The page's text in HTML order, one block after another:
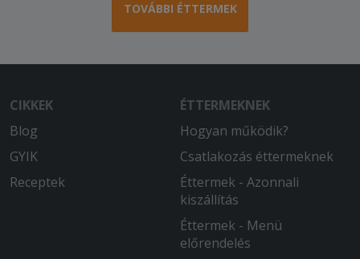
TOVÁBBI ÉTTERMEK
CIKKEK
Blog
GYIK
Receptek
ÉTTERMEKNEK
Hogyan működik?
Csatlakozás éttermeknek
Éttermek - Azonnali
kiszállítás
Éttermek - Menü
előrendelés